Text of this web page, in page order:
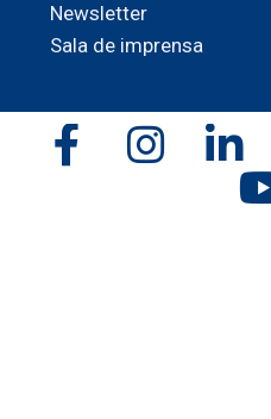
Newsletter
Sala de imprensa